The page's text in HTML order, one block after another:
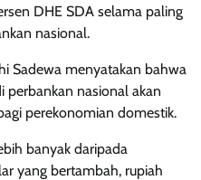
DHE SDA selama paling
nasional.
Sadewa menyatakan bahwa
perbankan nasional akan
perekonomian domestik.
banyak daripada
yang bertambah, rupiah